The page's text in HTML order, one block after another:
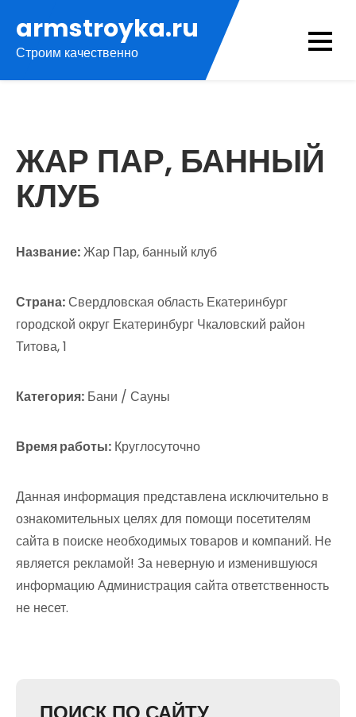
содержимому
armstroyka.ru
Строим качественно
ЖАР ПАР, БАННЫЙ
КЛУБ
Название:Жар Пар, банный клуб
Страна:Свердловская область Екатеринбург
городской округ Екатеринбург Чкаловский район
Титова, 1
Категория: Бани / Сауны
Время работы: Круглосуточно
Данная информация представлена исключительно в
ознакомительных целях для помощи посетителям
сайта в поиске необходимых товаров и компаний. Не
является рекламой! За неверную и изменившуюся
информацию Администрация сайта ответственность
не несет.